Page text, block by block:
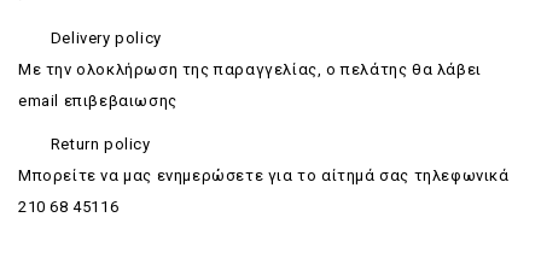
Delivery policy
Με την ολοκλήρωση της παραγγελίας, ο πελάτης θα λάβει
email επιβεβαιωσης
Return policy
Mπορείτε να μας ενημερώσετε για το αίτημά σας τηλεφωνικά
210 68 45116